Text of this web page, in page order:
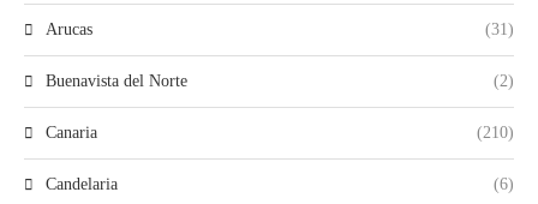
Arucas (31)
Buenavista del Norte (2)
Canaria (210)
Candelaria (6)